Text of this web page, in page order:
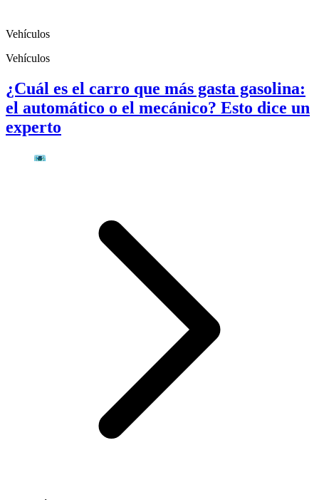
Vehículos
Vehículos
¿Cuál es el carro que más gasta gasolina:
el automático o el mecánico? Esto dice un
experto